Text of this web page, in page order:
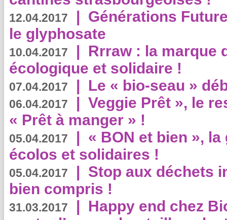
12.04.2017 | Générations
le glyphosate
10.04.2017 | Rrraw : la marque
écologique et solidaire !
07.04.2017 | Le « bio-seau »
06.04.2017 | Veggie Prêt », le
« Prêt à manger » !
05.04.2017 | « BON et bien »,
écolos et solidaires !
05.04.2017 | Stop aux déchets
bien compris !
31.03.2017 | Happy end chez